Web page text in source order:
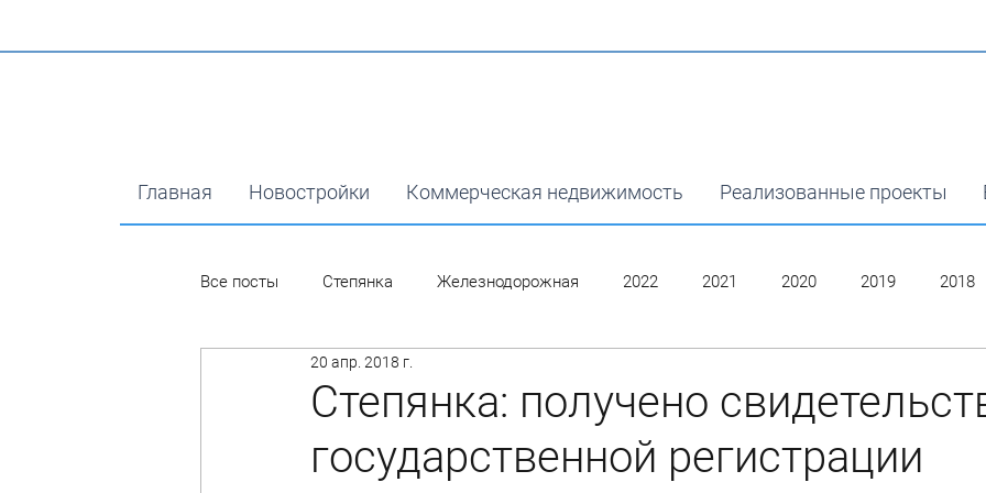
Главная Новостройки Коммерческая недвижимость Реализованные проекты
Все посты Степянка Железнодорожная 2022 2021 2020 2019 2018
Степянка: получено
государственной регистрации
20 апр. 2018 г.